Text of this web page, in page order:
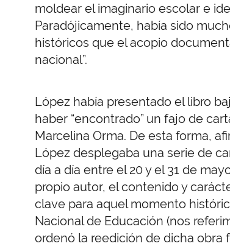
moldear el imaginario escolar e
Paradójicamente, había sido
históricos que el acopio
nacional”.
López había presentado el libro
haber “encontrado” un fajo de
Marcelina Orma. De esta forma,
López desplegaba una serie de
día a día entre el 20 y el 31 de
propio autor, el contenido y
clave para aquel momento
Nacional de Educación (nos
ordenó la reedición de dicha obra